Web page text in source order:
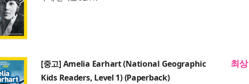
[중고] Amelia Earhart (National Geographic
Kids Readers, Level 1) (Paperback)
최상